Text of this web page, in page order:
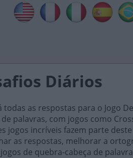
Diários
as respostas para o Jogo
palavras, com jogos como
jogos incríveis fazem parte
as respostas, melhorar a
de quebra-cabeça de